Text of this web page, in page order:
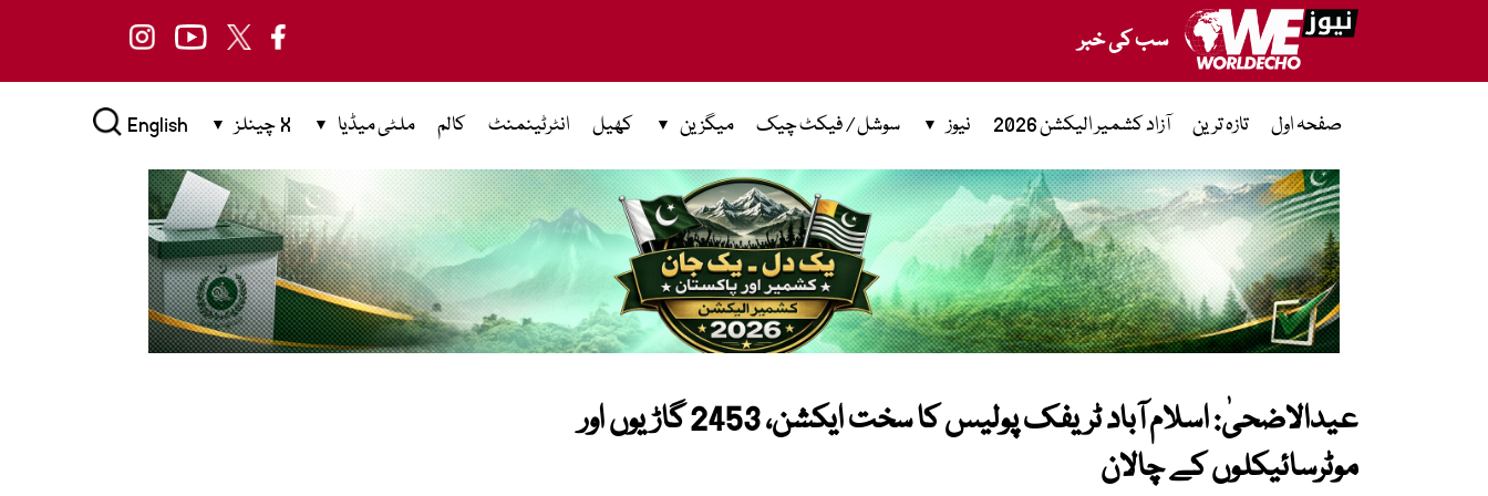
سب کی خبر
صفحہ اول تازہ ترین آزاد کشمیر الیکشن 2026 نیوز سوشل / فیکٹ چیک میگزین کھیل انٹرٹینمنٹ کالم ملٹی میڈیا X چینلز English
عیدالاضحیٰ: اسلام آباد ٹریفک پولیس کا سخت ایکشن، 2453 گاڑیوں اور
موٹرسائیکلوں کے چالان